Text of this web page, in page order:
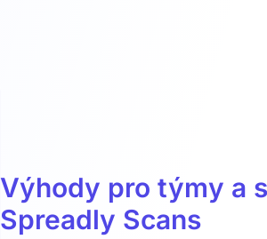
Výhody pro týmy a
Spreadly Scans